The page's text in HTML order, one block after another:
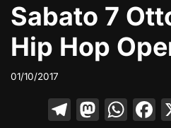
Sabato 7
Hip Hop
01/10/2017
T M W